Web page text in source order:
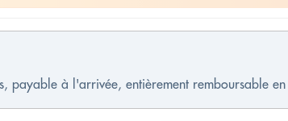
payable à l'arrivée, entièrement remboursable